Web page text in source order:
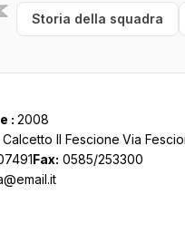
Storia della squadra
: 2008
Il Fescione Via
Fax: 0585/253300